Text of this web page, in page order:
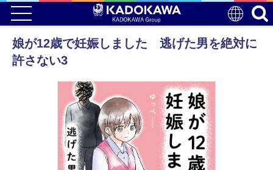
娘が12歳で妊娠しました 逃げた男を絶対に
許さない3